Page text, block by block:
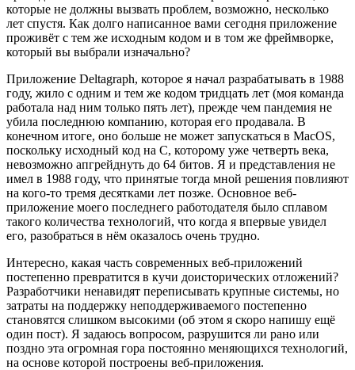
которые не должны вызвать проблем, возможно, несколько
лет спустя. Как долго написанное вами сегодня приложение
проживёт с тем же исходным кодом и в том же фреймворке,
который вы выбрали изначально?
Приложение Deltagraph, которое я начал разрабатывать в 1988
году, жило с одним и тем же кодом тридцать лет (моя команда
работала над ним только пять лет), прежде чем пандемия не
убила последнюю компанию, которая его продавала. В
конечном итоге, оно больше не может запускаться в MacOS,
поскольку исходный код на C, которому уже четверть века,
невозможно апгрейднуть до 64 битов. Я и представления не
имел в 1988 году, что принятые тогда мной решения повлияют
на кого-то тремя десятками лет позже. Основное веб-
приложение моего последнего работодателя было сплавом
такого количества технологий, что когда я впервые увидел
его, разобраться в нём оказалось очень трудно.
Интересно, какая часть современных веб-приложений
постепенно превратится в кучи доисторических отложений?
Разработчики ненавидят переписывать крупные системы, но
затраты на поддержку неподдерживаемого постепенно
становятся слишком высокими (об этом я скоро напишу ещё
один пост). Я задаюсь вопросом, разрушится ли рано или
поздно эта огромная гора постоянно меняющихся технологий,
на основе которой построены веб-приложения.